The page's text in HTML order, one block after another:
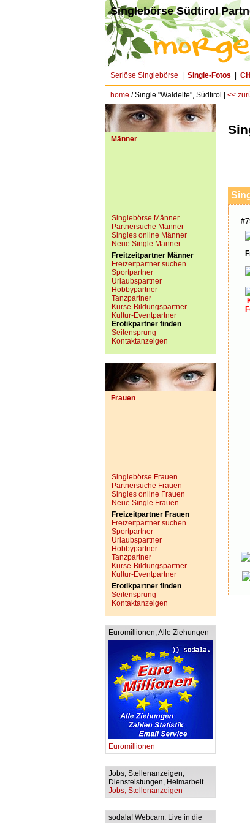
Singlebörse Südtirol
Seriöse Singlebörse Single-Fotos
home / Single "Waldelfe", Südtirol | <<
Männer
Singlebörse Männer
Partnersuche Männer
Singles online Männer
Neue Single Männer
Freitzeitpartner Männer
Freizeitpartner suchen
Sportpartner
Urlaubspartner
Hobbypartner
Tanzpartner
Kurse-Bildungspartner
Kultur-Eventpartner
Erotikpartner finden
Seitensprung
Kontaktanzeigen
Frauen
Singlebörse Frauen
Partnersuche Frauen
Singles online Frauen
Neue Single Frauen
Freizeitpartner Frauen
Freizeitpartner suchen
Sportpartner
Urlaubspartner
Hobbypartner
Tanzpartner
Kurse-Bildungspartner
Kultur-Eventpartner
Erotikpartner finden
Seitensprung
Kontaktanzeigen
Euromillionen, Alle Ziehungen
Euromillionen
Jobs, Stellenanzeigen,
Diensteistungen, Heimarbeit
Jobs, Stellenanzeigen
sodala! Webcam. Live in die